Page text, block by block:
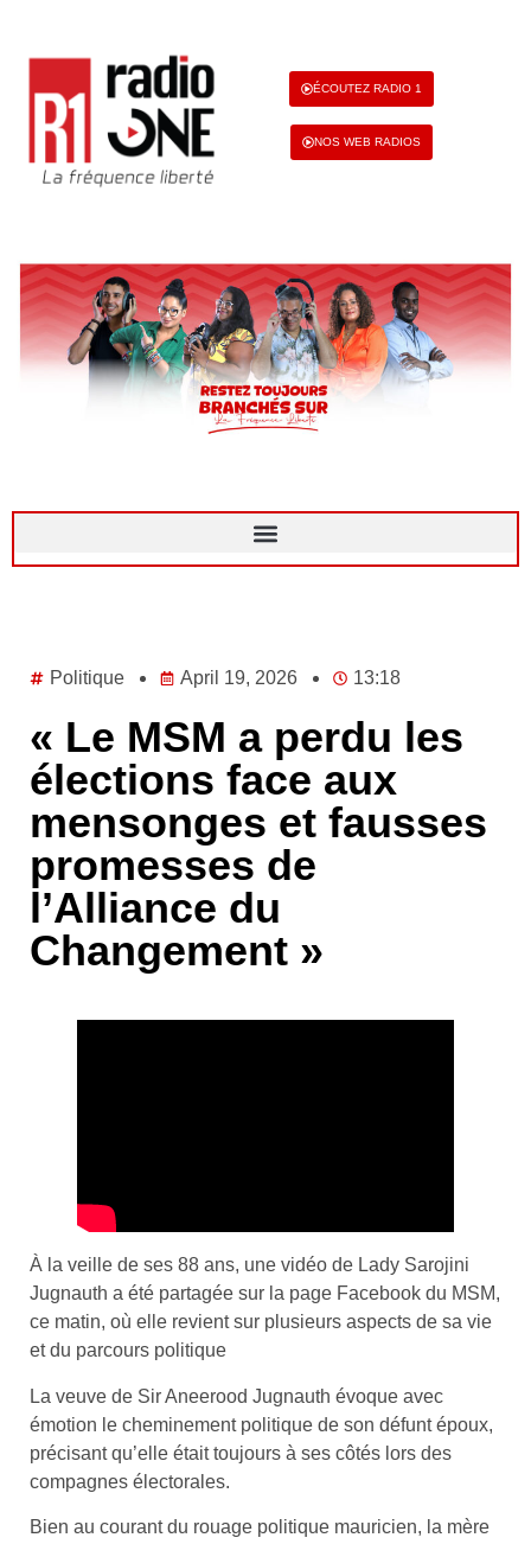
ÉCOUTEZ RADIO 1
NOS WEB RADIOS
Politique April 19, 2026 13:18
« Le MSM a perdu les
élections face aux
mensonges et fausses
promesses de
l’Alliance du
Changement »
À la veille de ses 88 ans, une vidéo de Lady Sarojini
Jugnauth a été partagée sur la page Facebook du MSM,
ce matin, où elle revient sur plusieurs aspects de sa vie
et du parcours politique
La veuve de Sir Aneerood Jugnauth évoque avec
émotion le cheminement politique de son défunt époux,
précisant qu’elle était toujours à ses côtés lors des
compagnes électorales.
Bien au courant du rouage politique mauricien, la mère